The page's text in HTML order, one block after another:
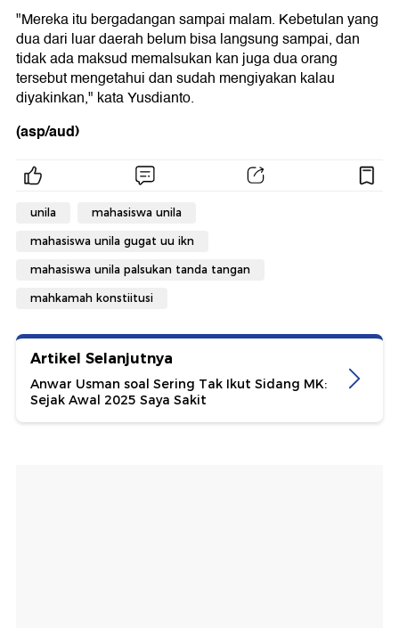
"Mereka itu bergadangan sampai malam. Kebetulan yang
dua dari luar daerah belum bisa langsung sampai, dan
tidak ada maksud memalsukan kan juga dua orang
tersebut mengetahui dan sudah mengiyakan kalau
diyakinkan," kata Yusdianto.
(asp/aud)
unila mahasiswa unila
mahasiswa unila gugat uu ikn
mahasiswa unila palsukan tanda tangan
mahkamah konstiitusi
Artikel Selanjutnya
Anwar Usman soal Sering Tak Ikut Sidang MK:
Sejak Awal 2025 Saya Sakit